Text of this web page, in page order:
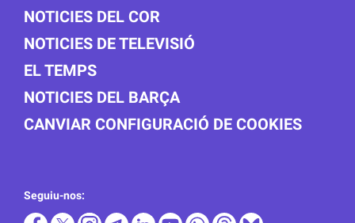
NOTICIES DEL COR
NOTICIES DE TELEVISIÓ
EL TEMPS
NOTICIES DEL BARÇA
CANVIAR CONFIGURACIÓ DE COOKIES
Seguiu-nos: